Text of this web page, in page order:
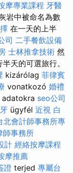
摩專業課程 牙醫
岩中被命名為數
在一天的上半
司 二手餐飲設備
士林推拿技術 然
天的可選旅行。
kizárólag 菲律賓
vonatkozó 婚禮
adatokra seo公司
ügyfél 近視 白
北會計師事務所專
師事務所
計 經絡按摩課程
摩推薦
證 terjed 專屬台